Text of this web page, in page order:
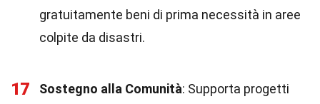
gratuitamente beni di prima necessità in aree
colpite da disastri.
17 Sostegno alla Comunità: Supporta progetti